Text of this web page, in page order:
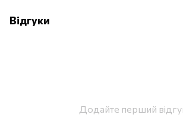
Відгуки
Додайте перший